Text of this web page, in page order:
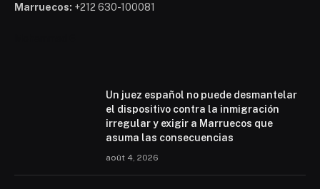
Marruecos: +212 630-100081
Un juez español no puede desmantelar
el dispositivo contra la inmigración
irregular y exigir a Marruecos que
asuma las consecuencias
août 4, 2026